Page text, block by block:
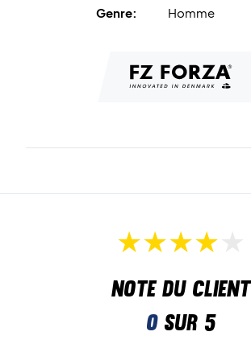
Genre:
Homme
Note du client
0sur 5